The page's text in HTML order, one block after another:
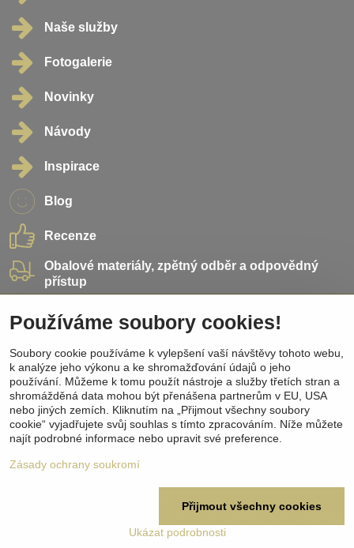
Naše služby
Fotogalerie
Novinky
Návody
Inspirace
Blog
Recenze
Obalové materiály, zpětný odběr a odpovědný
přístup
Přidejte se k nám
Sociální sítě
Facebook
Instagram
Pinterest
Youtube
Copyright
Vytvořeno systémem:ByznysWeb.cz
Používáme soubory cookies!
Soubory cookie používáme k vylepšení vaší návštěvy tohoto webu,
k analýze jeho výkonu a ke shromažďování údajů o jeho
používání. Můžeme k tomu použít nástroje a služby třetích stran a
shromážděná data mohou být přenášena partnerům v EU, USA
nebo jiných zemích. Kliknutím na „Přijmout všechny soubory
cookie“ vyjadřujete svůj souhlas s tímto zpracováním. Níže můžete
najít podrobné informace nebo upravit své preference.
Zásady ochrany soukromí
Ukázat podrobnosti
Přijmout všechny cookies